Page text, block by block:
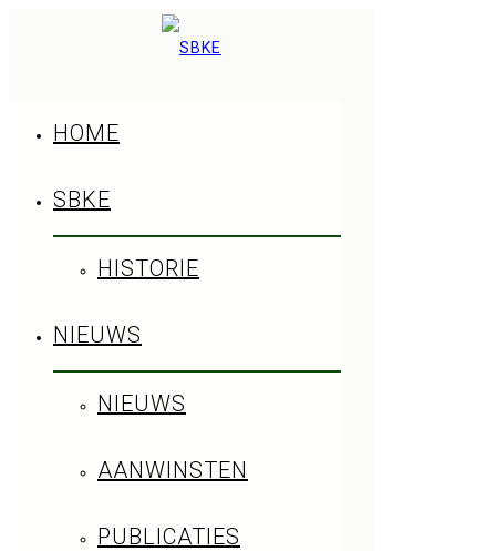
HOME
SBKE
HISTORIE
NIEUWS
NIEUWS
AANWINSTEN
PUBLICATIES
2020
Project
Spoorzoeker